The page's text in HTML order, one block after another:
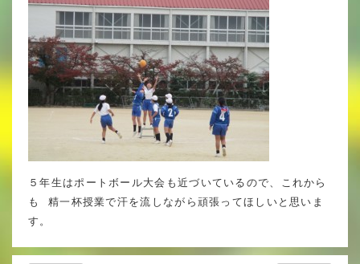
５年生はポートボール大会も近づいているので、これから
も 精一杯授業で汗を流しながら頑張ってほしいと思いま
す。
いじめ防止基本方針
安全・防災教育
警報などの対応